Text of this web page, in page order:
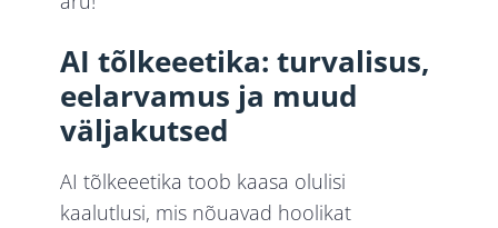
AI tõlkeeetika: turvalisus,
eelarvamus ja muud
väljakutsed
AI tõlkeeetika toob kaasa olulisi
kaalutlusi, mis nõuavad hoolikat